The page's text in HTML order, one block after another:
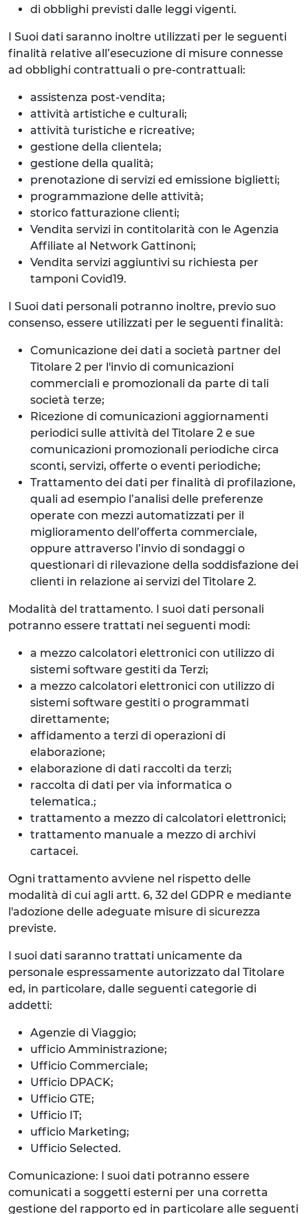
di obblighi previsti dalle leggi vigenti.
I Suoi dati saranno inoltre utilizzati per le seguenti
finalità relative all’esecuzione di misure connesse
ad obblighi contrattuali o pre-contrattuali:
assistenza post-vendita;
attività artistiche e culturali;
attività turistiche e ricreative;
gestione della clientela;
gestione della qualità;
prenotazione di servizi ed emissione biglietti;
programmazione delle attività;
storico fatturazione clienti;
Vendita servizi in contitolarità con le Agenzia
Affiliate al Network Gattinoni;
Vendita servizi aggiuntivi su richiesta per
tamponi Covid19.
I Suoi dati personali potranno inoltre, previo suo
consenso, essere utilizzati per le seguenti finalità:
Comunicazione dei dati a società partner del
Titolare 2 per l'invio di comunicazioni
commerciali e promozionali da parte di tali
società terze;
Ricezione di comunicazioni aggiornamenti
periodici sulle attività del Titolare 2 e sue
comunicazioni promozionali periodiche circa
sconti, servizi, offerte o eventi periodiche;
Trattamento dei dati per finalità di profilazione,
quali ad esempio l’analisi delle preferenze
operate con mezzi automatizzati per il
miglioramento dell’offerta commerciale,
oppure attraverso l’invio di sondaggi o
questionari di rilevazione della soddisfazione dei
clienti in relazione ai servizi del Titolare 2.
Modalità del trattamento. I suoi dati personali
potranno essere trattati nei seguenti modi:
a mezzo calcolatori elettronici con utilizzo di
sistemi software gestiti da Terzi;
a mezzo calcolatori elettronici con utilizzo di
sistemi software gestiti o programmati
direttamente;
affidamento a terzi di operazioni di
elaborazione;
elaborazione di dati raccolti da terzi;
raccolta di dati per via informatica o
telematica.;
trattamento a mezzo di calcolatori elettronici;
trattamento manuale a mezzo di archivi
cartacei.
Ogni trattamento avviene nel rispetto delle
modalità di cui agli artt. 6, 32 del GDPR e mediante
l'adozione delle adeguate misure di sicurezza
previste.
I suoi dati saranno trattati unicamente da
personale espressamente autorizzato dal Titolare
ed, in particolare, dalle seguenti categorie di
addetti:
Agenzie di Viaggio;
ufficio Amministrazione;
Ufficio Commerciale;
Ufficio DPACK;
Ufficio GTE;
Ufficio IT;
ufficio Marketing;
Ufficio Selected.
Comunicazione: I suoi dati potranno essere
comunicati a soggetti esterni per una corretta
gestione del rapporto ed in particolare alle seguenti